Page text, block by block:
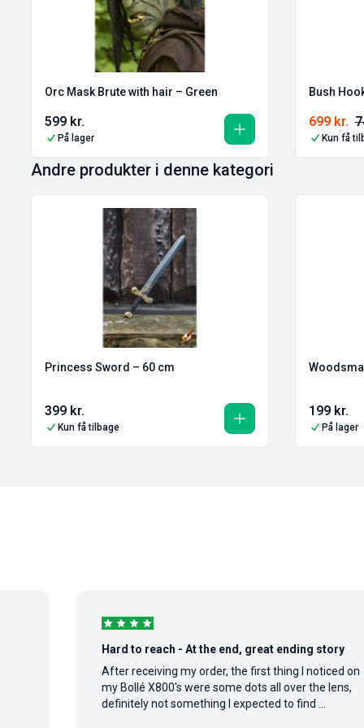
Orc Mask Brute with hair – Green
599 kr.
På lager
Bush
699 kr.
Kun få
Andre produkter i denne kategori
Princess Sword – 60 cm
399 kr.
Kun få tilbage
199 kr.
På lager
Hard to reach - At the end, great ending story
After receiving my order, the first thing I noticed on
my Bollé X800's were some dots all over the lens,
definitely not something I expected to find ...